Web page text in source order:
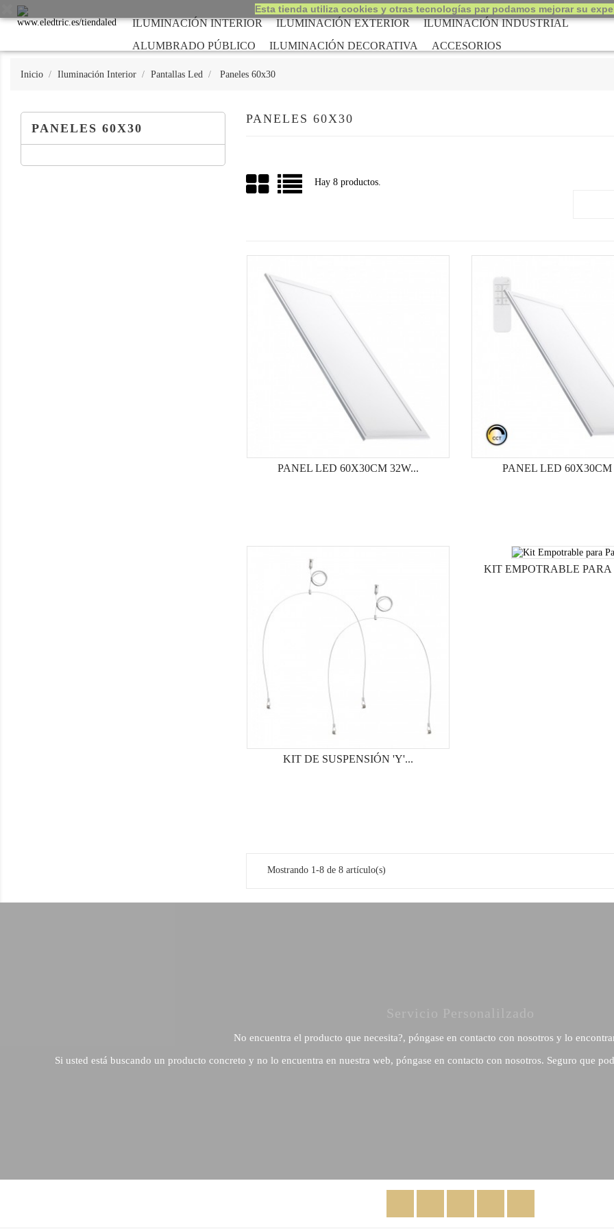
ILUMINACIÓN INTERIOR ILUMINACIÓN EXTERIOR
ILUMINACIÓN INDUSTRIAL
ALUMBRADO PÚBLICO
ILUMINACIÓN DECORATIVA ACCESORIOS
Inicio Iluminación Interior Pantallas Led Paneles 60x30
PANELES 60X30
PANELES 60X30
Hay 8 productos.
PANEL LED 60X30CM 32W... PANEL LED 60X30CM
KIT DE SUSPENSIÓN 'Y'...
KIT EMPOTRABLE PARA
Mostrando 1-8 de 8 artículo(s)
No encuentra el producto que necesita?, póngase en contacto con nosotros y lo
Si usted está buscando un producto concreto y no lo encuentra en nuestra web, póngase en contacto con nosotros. Seguro que
Esta tienda utiliza cookies y otras tecnologías par podamos mejorar su